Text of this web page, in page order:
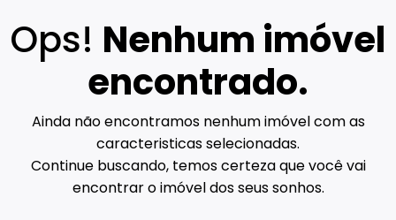
Ops! Nenhum imóvel
encontrado.
Ainda não encontramos nenhum imóvel com as
caracteristicas selecionadas.
Continue buscando, temos certeza que você vai
encontrar o imóvel dos seus sonhos.